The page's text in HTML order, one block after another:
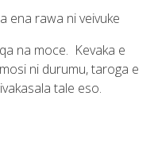
ena rawa ni veivuke
na moce. Kevaka e
ni durumu, taroga e
tale eso.